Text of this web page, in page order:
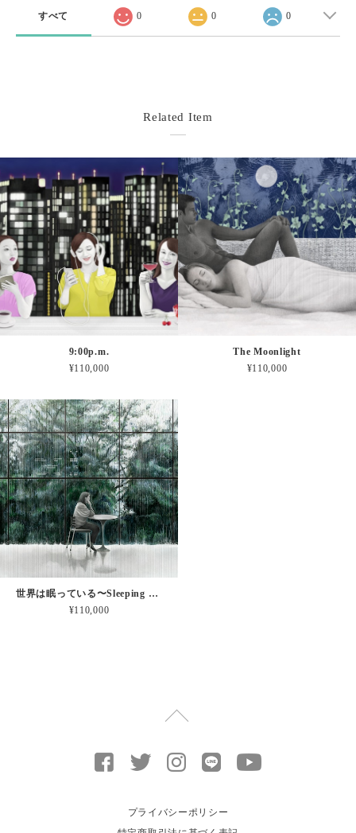
すべて 0 0 0
Related Item
9:00p.m.
¥110,000
The Moonlight
¥110,000
世界は眠っている〜Sleeping World (canvas.ver)
¥110,000
プライバシーポリシー